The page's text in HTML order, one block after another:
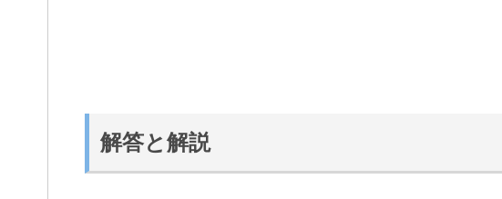
解答と解説